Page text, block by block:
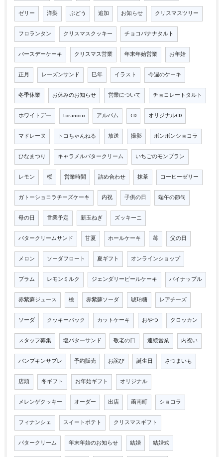
ゼリー 洋梨 ぶどう 追加 お知らせ クリスマスツリー
フロランタン クリスマスクッキー チョコバナナタルト
バースデーケーキ クリスマス営業 年末年始営業 お年始
正月 レーズンサンド 巳年 イラスト 今週のケーキ
冬季休業 お休みのお知らせ 営業について チョコレートタルト
ホワイトデー toranoco アルバム CD オリジナルCD
マドレーヌ トコちゃんねる 放送 撮影 ボンボンショコラ
ひなまつり キャラメルバタークリーム いちごのモンブラン
レモン 桜 営業時間 詰め合わせ 抹茶 コーヒーゼリー
ガトーショコラチーズケーキ 内祝 子供の日 端午の節句
母の日 営業予定 新玉ねぎ ズッキーニ
バタークリームサンド 甘夏 ホールケーキ 苺 父の日
メロン ソーダフロート 夏ギフト オンラインショップ
プラム レモンミルク ジェンダリービールケーキ パイナップル
赤紫蘇ジュース 桃 赤紫蘇ソーダ 琥珀糖 レアチーズ
ソーダ クッキーパック カットケーキ おやつ クロッカン
スタッフ募集 塩バターサンド 敬老の日 連続営業 内祝い
パンプキンサブレ 予約販売 お詫び 誕生日 さつまいも
店頭 冬ギフト お年始ギフト オリジナル
メレンゲクッキー オーダー 出店 函南町 ショコラ
フィナンシェ スイートポテト クリスマスギフト
バタークリーム 年末年始のお知らせ 結婚 結婚式